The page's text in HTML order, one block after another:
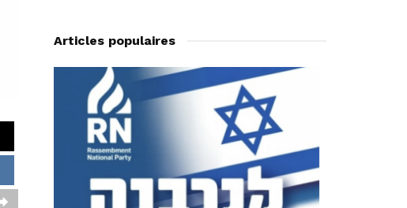
Articles populaires